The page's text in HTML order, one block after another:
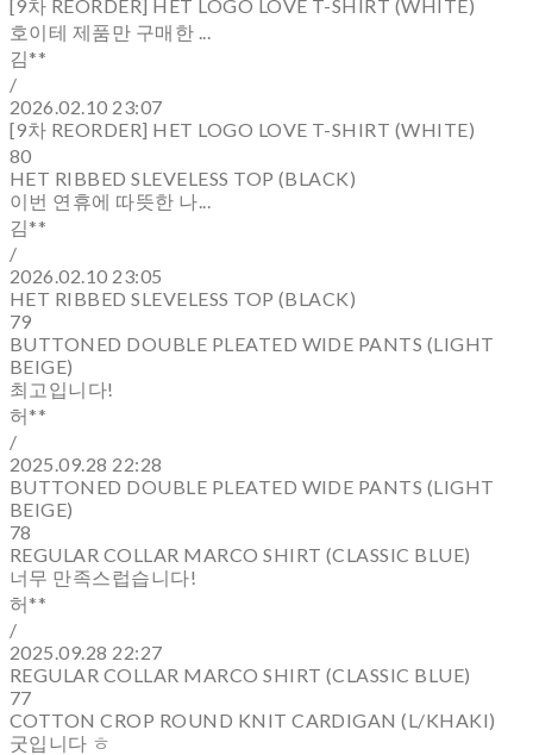
[9차 REORDER] HET LOGO LOVE T-SHIRT (WHITE)
호이테 제품만 구매한 ...
김**
/
2026.02.10 23:07
[9차 REORDER] HET LOGO LOVE T-SHIRT (WHITE)
80
HET RIBBED SLEVELESS TOP (BLACK)
이번 연휴에 따뜻한 나...
김**
/
2026.02.10 23:05
HET RIBBED SLEVELESS TOP (BLACK)
79
BUTTONED DOUBLE PLEATED WIDE PANTS (LIGHT
BEIGE)
최고입니다!
허**
/
2025.09.28 22:28
BUTTONED DOUBLE PLEATED WIDE PANTS (LIGHT
BEIGE)
78
REGULAR COLLAR MARCO SHIRT (CLASSIC BLUE)
너무 만족스럽습니다!
허**
/
2025.09.28 22:27
REGULAR COLLAR MARCO SHIRT (CLASSIC BLUE)
77
COTTON CROP ROUND KNIT CARDIGAN (L/KHAKI)
굿입니다 ㅎ